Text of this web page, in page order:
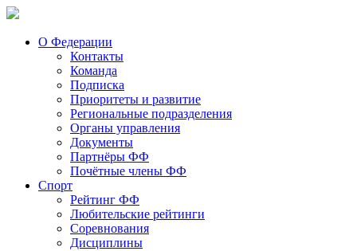
О Федерации
Контакты
Команда
Подписка
Приоритеты и развитие
Региональные подразделения
Органы управления
Документы
Партнёры ФФ
Почётные члены ФФ
Спорт
Рейтинг ФФ
Любительские рейтинги
Соревнования
Дисциплины